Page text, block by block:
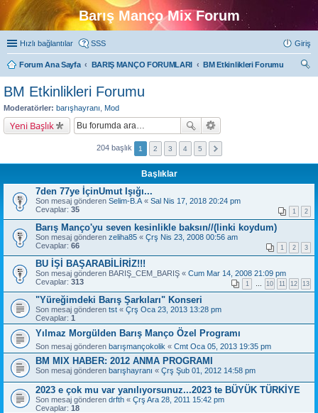
Barış Manço Mix Forum
Hızlı bağlantılar SSS Giriş
Forum Ana Sayfa BARIŞ MANÇO FORUMLARI
BM Etkinlikleri Forumu
BM Etkinlikleri Forumu
Moderatörler: barışhayranı Mod
Yeni Başlık
204 başlık 1 2 3 4 5
Başlıklar
7den 77ye İçinUmut Işığı...
Son mesaj gönderen Selim-B.A « Sal Nis 17, 2018 20:24 pm
Cevaplar: 35 1 2
Barış Manço'yu seven kesinlikle baksın//(linki koydum)
Son mesaj gönderen zeliha85 « Çrş Nis 23, 2008 00:56 am
Cevaplar: 66 1 2 3
BU İŞİ BAŞARABİLİRİZ!!!
Son mesaj gönderen BARIŞ_CEM_BARIŞ « Cum Mar 14, 2008 21:09 pm
Cevaplar: 313 1 10 11 12 13
"Yüreğimdeki Barış Şarkıları" Konseri
Son mesaj gönderen tst « Çrş Oca 23, 2013 13:28 pm
Cevaplar: 1
Yılmaz Morgülden Barış Manço Özel Programı
Son mesaj gönderen barışmançokolik « Cmt Oca 05, 2013 19:35 pm
BM MIX HABER: 2012 ANMA PROGRAMI
Son mesaj gönderen barışhayranı « Çrş Şub 01, 2012 14:58 pm
2023 e çok mu var yanılıyorsunuz...2023 te BÜYÜK TÜRKİYE
Son mesaj gönderen drfth « Çrş Ara 28, 2011 15:42 pm
Cevaplar: 18